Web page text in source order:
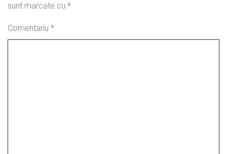
sunt marcate cu *
Comentariu *